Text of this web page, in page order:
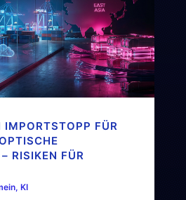
IMPORTSTOPP FÜR
RISIKEN FÜR
, KI